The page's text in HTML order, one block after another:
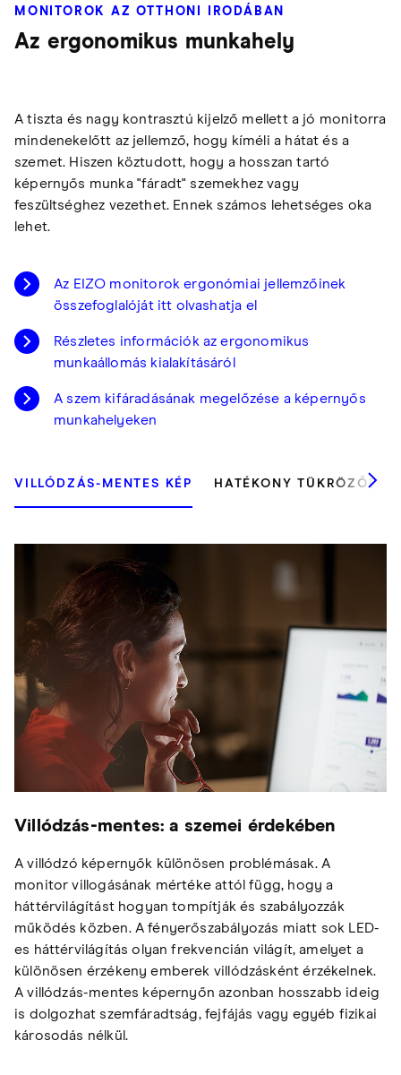
MONITOROK AZ OTTHONI IRODÁBAN
Az ergonomikus munkahely
A tiszta és nagy kontrasztú kijelző mellett a jó monitorra
mindenekelőtt az jellemző, hogy kíméli a hátat és a
szemet. Hiszen köztudott, hogy a hosszan tartó
képernyős munka "fáradt" szemekhez vagy
feszültséghez vezethet. Ennek számos lehetséges oka
lehet.
Az EIZO monitorok ergonómiai jellemzőinek
összefoglalóját itt olvashatja el
Részletes információk az ergonomikus
munkaállomás kialakításáról
A szem kifáradásának megelőzése a képernyős
munkahelyeken
VILLÓDZÁS-MENTES KÉP HATÉKONY
Villódzás-mentes: a szemei érdekében
A villódzó képernyők különösen problémásak. A
monitor villogásának mértéke attól függ, hogy a
háttérvilágítást hogyan tompítják és szabályozzák
működés közben. A fényerőszabályozás miatt sok LED-
es háttérvilágítás olyan frekvencián világít, amelyet a
különösen érzékeny emberek villódzásként érzékelnek.
A villódzás-mentes képernyőn azonban hosszabb ideig
is dolgozhat szemfáradtság, fejfájás vagy egyéb fizikai
károsodás nélkül.